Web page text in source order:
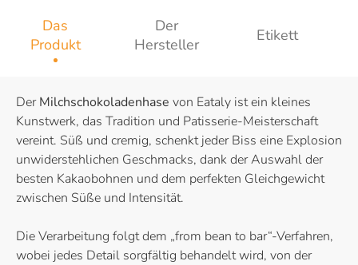
Das
Produkt
Der
Hersteller
Etikett
DerMilchschokoladenhase von Eataly ist ein kleines
Kunstwerk, das Tradition und Patisserie-Meisterschaft
vereint. Süß und cremig, schenkt jeder Biss eine Explosion
unwiderstehlichen Geschmacks, dank der Auswahl der
besten Kakaobohnen und dem perfekten Gleichgewicht
zwischen Süße und Intensität.
Die Verarbeitung folgt dem „from bean to bar“-Verfahren,
wobei jedes Detail sorgfältig behandelt wird, von der